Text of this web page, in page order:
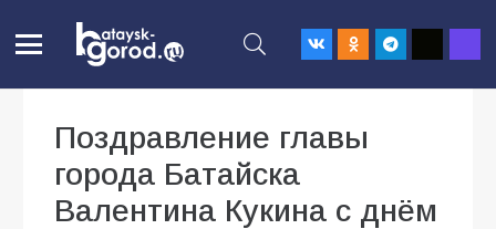
Поздравление главы
города Батайска
Валентина Кукина с днём